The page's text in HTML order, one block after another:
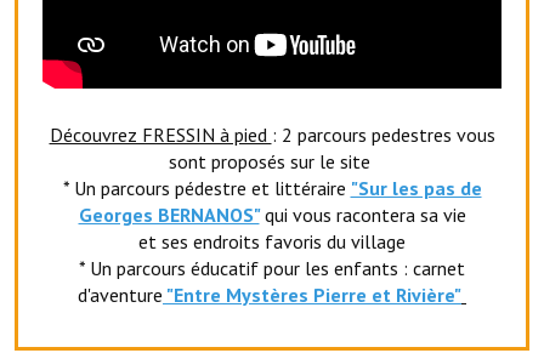
Découvrez FRESSIN à pied : 2 parcours pedestres vous
sont proposés sur le site
* Un parcours pédestre et littéraire "Sur les pas de
Georges BERNANOS" qui vous racontera sa vie
et ses endroits favoris du village
* Un parcours éducatif pour les enfants : carnet
d'aventure "Entre Mystères Pierre et Rivière"